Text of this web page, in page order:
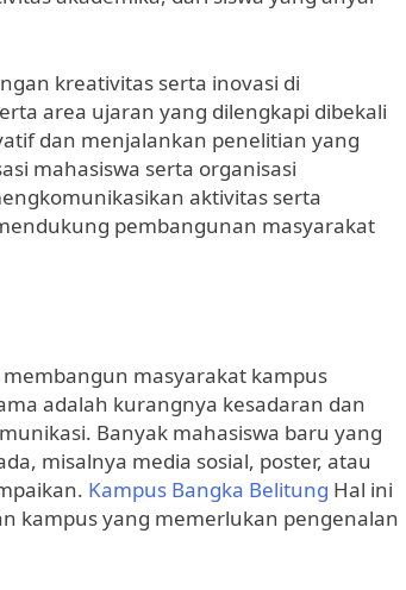
kreativitas serta inovasi di
area ujaran yang dilengkapi dibekali
dan menjalankan penelitian yang
mahasiswa serta organisasi
aktivitas serta
pembangunan masyarakat
masyarakat kampus
adalah kurangnya kesadaran dan
Banyak mahasiswa baru yang
misalnya media sosial, poster, atau
Kampus Bangka Belitung Hal ini
kampus yang memerlukan pengenalan